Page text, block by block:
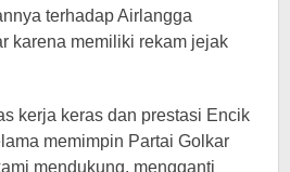
terhadap Airlangga
karena memiliki rekam jejak
kerja keras dan prestasi Encik
memimpin Partai Golkar
mendukung, mengganti